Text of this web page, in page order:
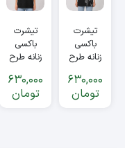
تیشرت
باکسی
زنانه طرح
صورتی
عمده
630,000
تومان
تیشرت
باکسی
زنانه طرح
عمده
630,000
تومان